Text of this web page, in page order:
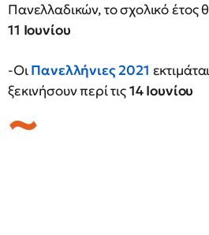
Πανελλαδικών, το σχολικό έτος
11 Ιουνίου
-ΟιΠανελλήνιες 2021
ξεκινήσουν περί τις14 Ιουνίου